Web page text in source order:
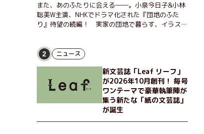
また、あのふたりに会える――。小泉今日子&小林
聡美W主演、NHKでドラマ化された『団地のふた
り』待望の続編！ 実家の団地で暮らす、イラスト
ょっとした贅沢を楽しんだり、近所のおばちゃんの
恋バナを聞いてあげたり、部屋でふたりだけの「台
湾映画祭」を催したり。50代独身、幼なじみの変
わらぬ友情とささやかな幸せの日々を描く。
2 ニュース
新文芸誌「Leaf リーフ」
が2026年10月創刊！ 毎号
ワンテーマで豪華執筆陣が
集う新たな「紙の文芸誌」
が誕生